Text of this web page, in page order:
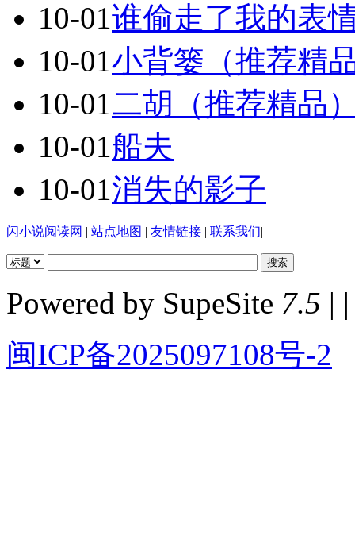
10-01谁偷走了我的表
10-01小背篓（推荐精
10-01二胡（推荐精品
10-01船夫
10-01消失的影子
闪小说阅读网 | 站点地图 | 友情链接 | 联系我们|
Powered by SupeSite 7.5 | |
闽ICP备2025097108号-2